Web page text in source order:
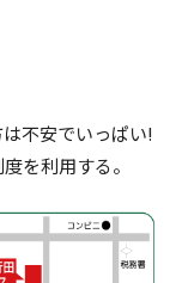
不安でいっぱい!
を利用する。